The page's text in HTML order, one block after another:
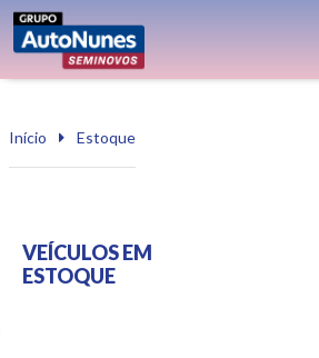
Início Estoque
VEÍCULOS EM
ESTOQUE